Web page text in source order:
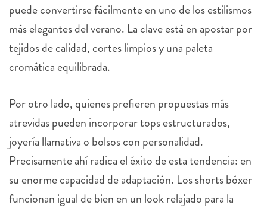
puede convertirse fácilmente en uno de los estilismos
más elegantes del verano. La clave está en apostar por
tejidos de calidad, cortes limpios y una paleta
cromática equilibrada.
Por otro lado, quienes prefieren propuestas más
atrevidas pueden incorporar tops estructurados,
joyería llamativa o bolsos con personalidad.
Precisamente ahí radica el éxito de esta tendencia: en
su enorme capacidad de adaptación. Los shorts bóxer
funcionan igual de bien en un look relajado para la